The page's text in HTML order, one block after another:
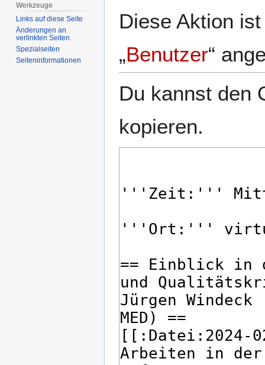
Diese Aktion
„Benutzer“
Du kannst den
kopieren.
Werkzeuge
Links auf diese Seite
Änderungen an
verlinkten Seiten
Spezialseiten
Seiten­­informationen